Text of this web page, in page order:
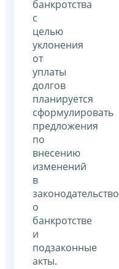
банкротства
с
целью
уклонения
от
уплаты
долгов
планируется
сформулировать
предложения
по
внесению
изменений
в
законодательство
о
банкротстве
и
подзаконные
акты.